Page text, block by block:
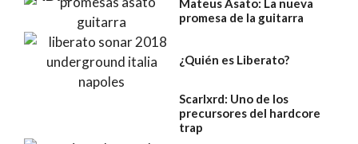
Mateus Asato: La nueva
promesa de la guitarra
¿Quién es Liberato?
Scarlxrd: Uno de los
precursores del hardcore
trap